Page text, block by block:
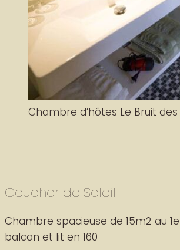
Chambre d’hôtes Le Bruit
Coucher de Soleil
Chambre spacieuse de 15m2 au
balcon et lit en 160